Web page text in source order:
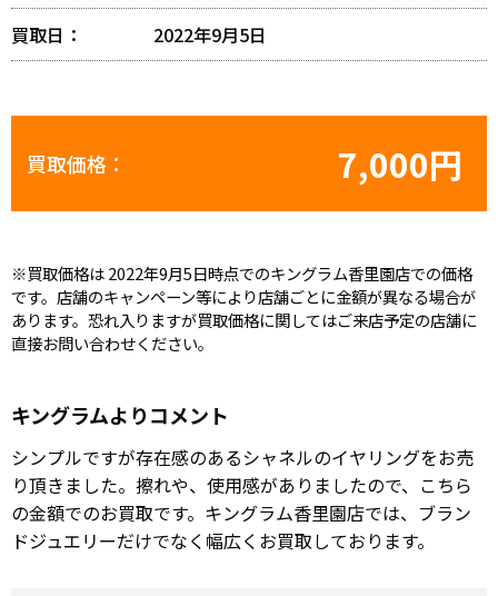
買取日：
2022年9月5日
買取価格： 7,000円
※買取価格は 2022年9月5日時点でのキングラム香里園店での価格
です。店舗のキャンペーン等により店舗ごとに金額が異なる場合が
あります。恐れ入りますが買取価格に関してはご来店予定の店舗に
直接お問い合わせください。
キングラムよりコメント
シンプルですが存在感のあるシャネルのイヤリングをお売
り頂きました。擦れや、使用感がありましたので、こちら
の金額でのお買取です。キングラム香里園店では、ブラン
ドジュエリーだけでなく幅広くお買取しております。